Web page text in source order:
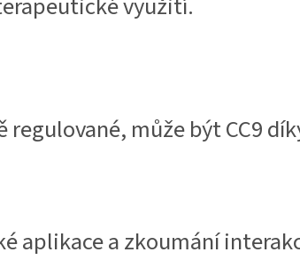
využití.
regulované, může být CC9
aplikace a zkoumání